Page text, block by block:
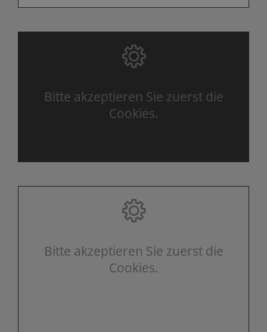
Bitte akzeptieren Sie zuerst die
Cookies.
Bitte akzeptieren Sie zuerst die
Cookies.